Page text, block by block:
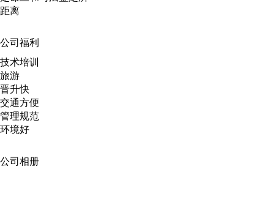
距离
公司福利
技术培训
旅游
晋升快
交通方便
管理规范
环境好
公司相册